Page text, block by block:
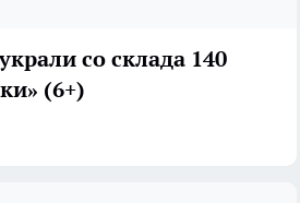
со склада 140
(6+)